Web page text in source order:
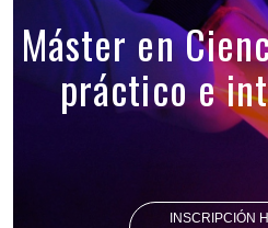
Máster en
práctico e
INSCRIPCIÓN